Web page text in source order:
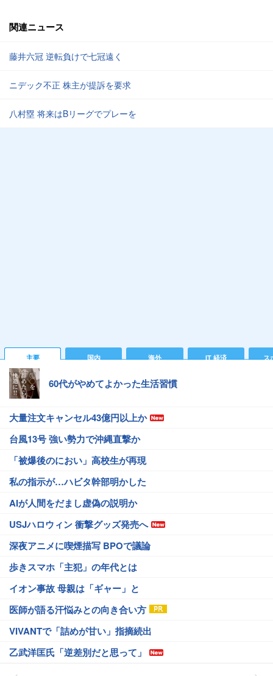
関連ニュース
藤井六冠 逆転負けで七冠遠く
ニデック不正 株主が提訴を要求
八村塁 将来はBリーグでプレーを
主要 国内 海外 IT 経済 ス
60代がやめてよかった生活習慣
大量注文キャンセル43億円以上か
台風13号 強い勢力で沖縄直撃か
「被爆後のにおい」高校生が再現
私の指示が…ハビタ幹部明かした
AIが人間をだまし虚偽の説明か
USJハロウィン 衝撃グッズ発売へ
深夜アニメに喫煙描写 BPOで議論
歩きスマホ「主犯」の年代とは
イオン事故 母親は「ギャー」と
医師が語る汗悩みとの向き合い方
VIVANTで「詰めが甘い」指摘続出
乙武洋匡氏「逆差別だと思って」